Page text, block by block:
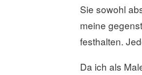
Sie sowohl
meine
festhalten.
Da ich als